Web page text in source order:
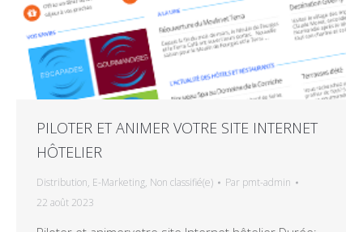
PILOTER ET ANIMER VOTRE SITE INTERNET
HÔTELIER
Distribution, E-Marketing, Non classifié(e) Par pmt-admin
22 août 2023